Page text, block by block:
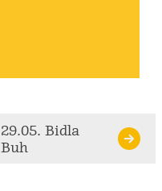
29.05. Bidla
Buh